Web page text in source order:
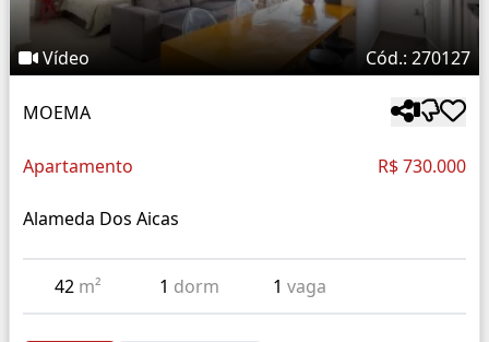
Vídeo Cód.: 270127
MOEMA
Apartamento R$ 730.000
Alameda Dos Aicas
42 m² 1 dorm 1vaga